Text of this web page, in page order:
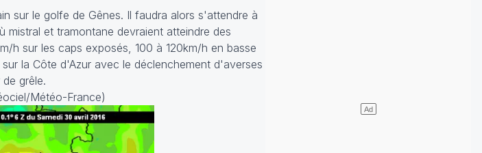
sur le golfe de Gênes. Il faudra alors s'attendre à
et tramontane devraient atteindre des
h sur les caps exposés, 100 à 120km/h en basse
la Côte d'Azur avec le déclenchement d'averses
grêle.
Météo-France)